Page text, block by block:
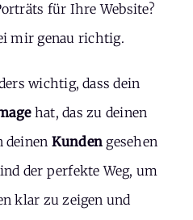
für Ihre Website?
mir genau richtig.
wichtig, dass dein
hat, das zu deinen
deinen Kunden gesehen
der perfekte Weg, um
klar zu zeigen und